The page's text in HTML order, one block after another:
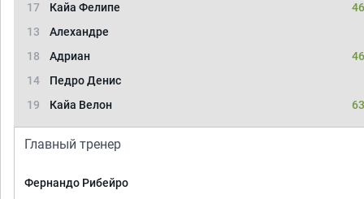
17
Кайа Фелипе
13
Алехандре
18
Адриан
14
Педро Денис
19
Кайа Велон
Главный тренер
Фернандо Рибейро